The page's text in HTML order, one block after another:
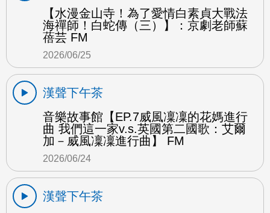
【水漫金山寺！為了愛情白素貞大戰法
海禪師！白蛇傳（三）】：京劇老師蘇
蓓芸 FM
2026/06/25
漢聲下午茶
音樂故事館【EP.7威風凜凜的花媽進行
曲 我們這一家v.s.英國第二國歌：艾爾
加－威風凜凜進行曲】 FM
2026/06/24
漢聲下午茶